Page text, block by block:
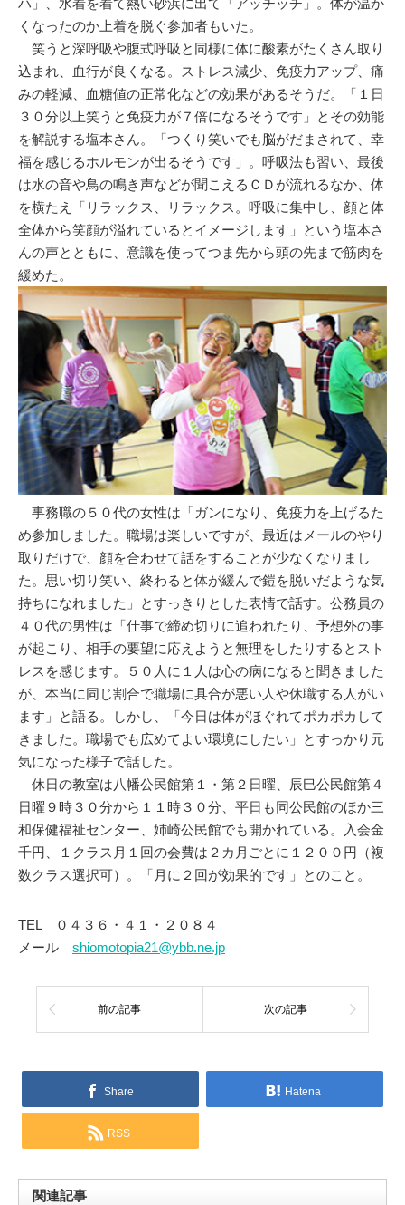
ハ」、水着を着て熱い砂浜に出て「アッチッチ」。体が温か
くなったのか上着を脱ぐ参加者もいた。
笑うと深呼吸や腹式呼吸と同様に体に酸素がたくさん取り
込まれ、血行が良くなる。ストレス減少、免疫力アップ、痛
みの軽減、血糖値の正常化などの効果があるそうだ。「１日
３０分以上笑うと免疫力が７倍になるそうです」とその効能
を解説する塩本さん。「つくり笑いでも脳がだまされて、幸
福を感じるホルモンが出るそうです」。呼吸法も習い、最後
は水の音や鳥の鳴き声などが聞こえるＣＤが流れるなか、体
を横たえ「リラックス、リラックス。呼吸に集中し、顔と体
全体から笑顔が溢れているとイメージします」という塩本さ
んの声とともに、意識を使ってつま先から頭の先まで筋肉を
緩めた。
事務職の５０代の女性は「ガンになり、免疫力を上げるた
め参加しました。職場は楽しいですが、最近はメールのやり
取りだけで、顔を合わせて話をすることが少なくなりまし
た。思い切り笑い、終わると体が緩んで鎧を脱いだような気
持ちになれました」とすっきりとした表情で話す。公務員の
４０代の男性は「仕事で締め切りに追われたり、予想外の事
が起こり、相手の要望に応えようと無理をしたりするとスト
レスを感じます。５０人に１人は心の病になると聞きました
が、本当に同じ割合で職場に具合が悪い人や休職する人がい
ます」と語る。しかし、「今日は体がほぐれてポカポカして
きました。職場でも広めてよい環境にしたい」とすっかり元
気になった様子で話した。
休日の教室は八幡公民館第１・第２日曜、辰巳公民館第４
日曜９時３０分から１１時３０分、平日も同公民館のほか三
和保健福祉センター、姉崎公民館でも開かれている。入会金
千円、１クラス月１回の会費は２カ月ごとに１２００円（複
数クラス選択可）。「月に２回が効果的です」とのこと。
TEL ０４３６・４１・２０８４
メール shiomotopia21@ybb.ne.jp
前の記事 次の記事
Share Hatena
RSS
関連記事